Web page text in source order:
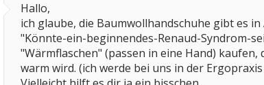
Hallo,
ich glaube, die Baumwollhandschuhe gibt es
"Könnte-ein-beginnendes-Renaud-Syndrom-
"Wärmflaschen" (passen in eine Hand)
warm wird. (ich werde bei uns in der